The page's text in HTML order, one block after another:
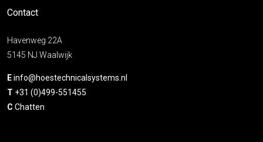
Contact
Havenweg 22A
5145 NJ Waalwijk
Einfo@hoestechnicalsystems.nl
T +31 (0)499-551455
C Chatten